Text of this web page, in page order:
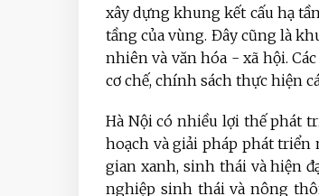
xây dựng khung kết cấu hạ
tầng của vùng. Đây cũng là
nhiên và văn hóa - xã hội.
cơ chế, chính sách thực hiện
Hà Nội có nhiều lợi thế phát
hoạch và giải pháp phát
gian xanh, sinh thái và hiện
nghiệp sinh thái và nông